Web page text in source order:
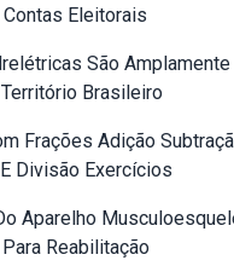
Eleitorais
São Amplamente
Brasileiro
Frações Adição
Divisão Exercícios
Aparelho
Reabilitação